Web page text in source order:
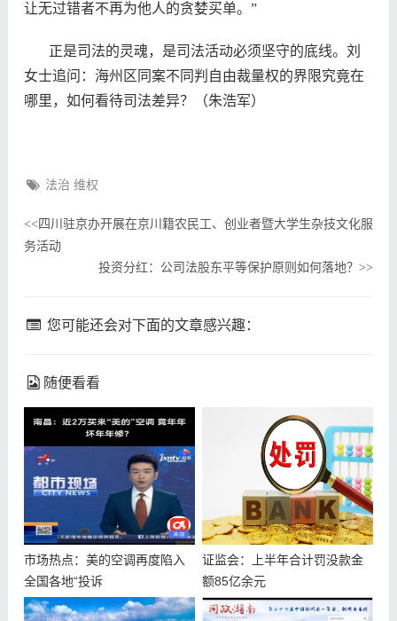
让无过错者不再为他人的贪婪买单。”
正是司法的灵魂，是司法活动必须坚守的底线。刘
女士追问：海州区同案不同判自由裁量权的界限究竟在
哪里，如何看待司法差异？（朱浩军）
法治 维权
<<四川驻京办开展在京川籍农民工、创业者暨大学生杂技文化服
务活动
投资分红：公司法股东平等保护原则如何落地？>>
您可能还会对下面的文章感兴趣：
随便看看
市场热点：美的空调再度陷入
全国各地“投诉
证监会：上半年合计罚没款金
额85亿余元